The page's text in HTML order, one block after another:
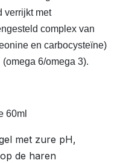
verrijkt met
complex van
en carbocysteïne)
6/omega 3).
60ml
met zure pH,
de haren